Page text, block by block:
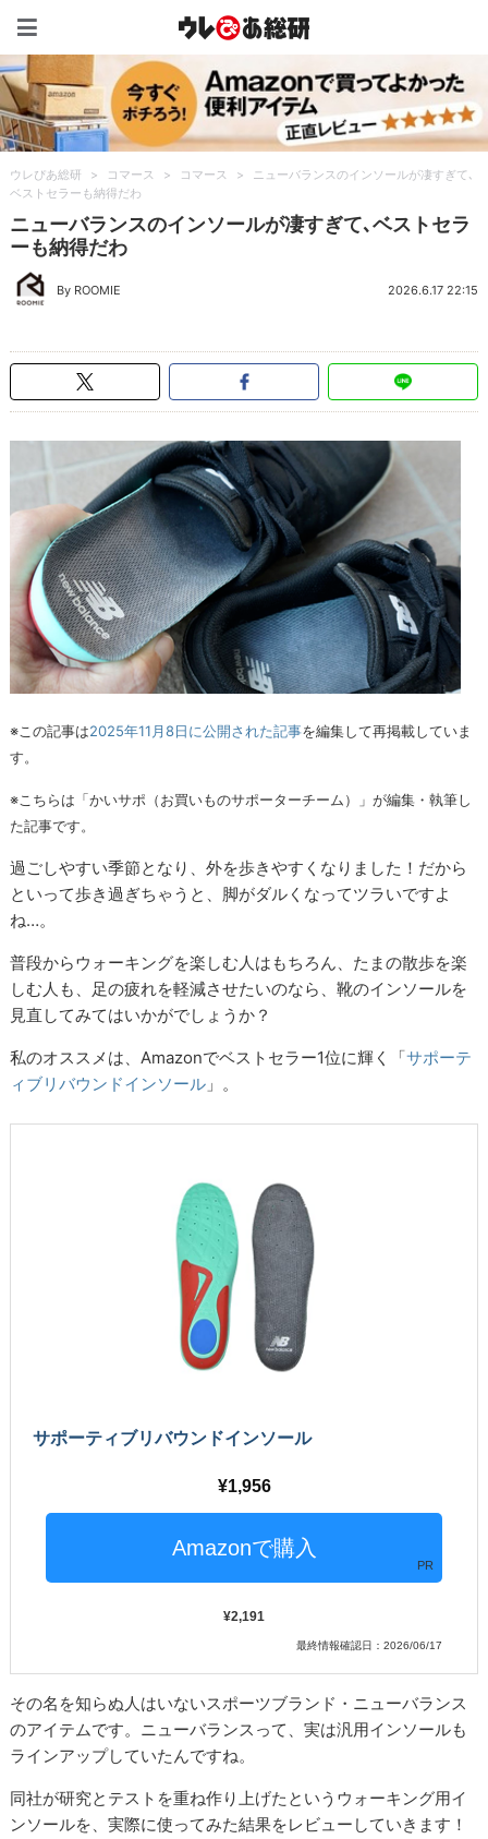
ウレぴあ総研 > コマース > コマース >
ニューバランスのインソールが凄すぎて､
ベストセラーも納得だわ
ニューバランスのインソールが凄すぎて､ベストセラ
ーも納得だわ
By ROOMIE 2026.6.17 22:15
※この記事は2025年11月8日に公開された記事を編集して再掲載していま
す。
※こちらは「かいサポ（お買いものサポーターチーム）」が編集・執筆し
た記事です。
過ごしやすい季節となり、外を歩きやすくなりました！だから
といって歩き過ぎちゃうと、脚がダルくなってツラいですよ
ね…。
普段からウォーキングを楽しむ人はもちろん、たまの散歩を楽
しむ人も、足の疲れを軽減させたいのなら、靴のインソールを
見直してみてはいかがでしょうか？
私のオススメは、Amazonでベストセラー1位に輝く「サポーテ
ィブリバウンドインソール 」。
サポーティブリバウンドインソール
1,956
PR
2,191
最終情報確認日：2026/06/17
その名を知らぬ人はいないスポーツブランド・ニューバランス
のアイテムです。ニューバランスって、実は汎用インソールも
ラインアップしていたんですね。
同社が研究とテストを重ね作り上げたというウォーキング用イ
ンソールを、実際に使ってみた結果をレビューしていきます！